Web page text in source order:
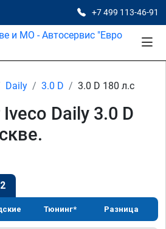
+7 499 113-46-91
Daily 3.0 D 3.0 D 180 л.с
Daily 3.0 D
Тюнинг* Разница